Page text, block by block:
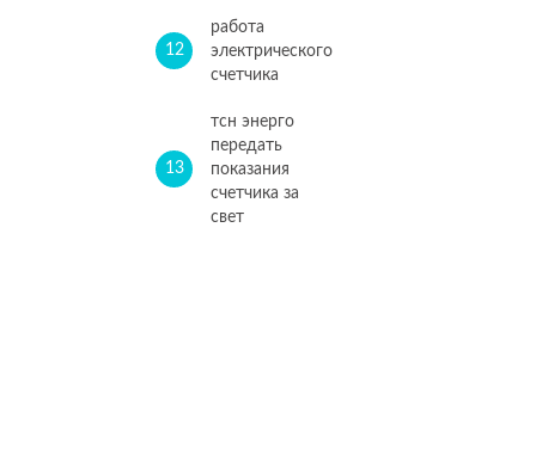
12
работа
электрического
счетчика
13
тсн энерго
передать
показания
счетчика за
свет